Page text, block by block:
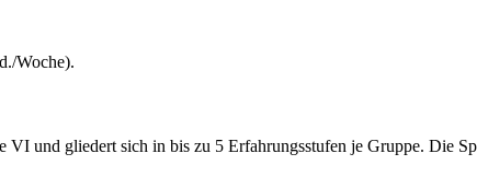
Woche).
und gliedert sich in bis zu 5 Erfahrungsstufen je Gruppe. Die